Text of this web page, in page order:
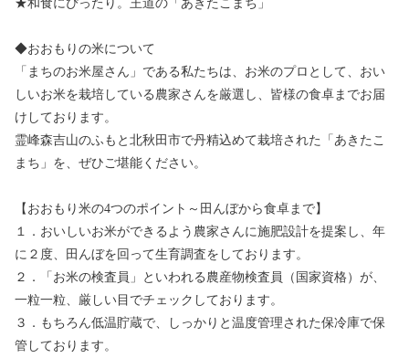
★和食にぴったり。王道の「あきたこまち」
◆おおもりの米について
「まちのお米屋さん」である私たちは、お米のプロとして、おい
しいお米を栽培している農家さんを厳選し、皆様の食卓までお届
けしております。
霊峰森吉山のふもと北秋田市で丹精込めて栽培された「あきたこ
まち」を、ぜひご堪能ください。
【おおもり米の4つのポイント～田んぼから食卓まで】
１．おいしいお米ができるよう農家さんに施肥設計を提案し、年
に２度、田んぼを回って生育調査をしております。
２．「お米の検査員」といわれる農産物検査員（国家資格）が、
一粒一粒、厳しい目でチェックしております。
３．もちろん低温貯蔵で、しっかりと温度管理された保冷庫で保
管しております。